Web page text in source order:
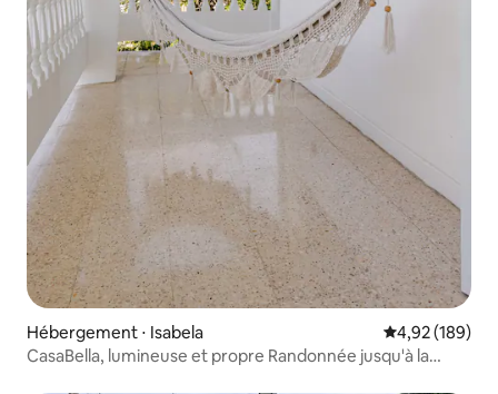
Hébergement ⋅ Isabela Évaluation
4,92 (189)
CasaBella, lumineuse et propre Randonnée jusqu'à la